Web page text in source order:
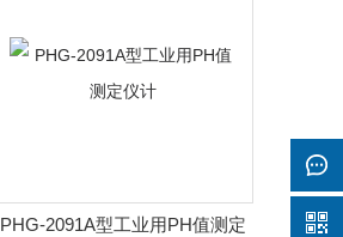
PHG-2091A型工业用PH值测定